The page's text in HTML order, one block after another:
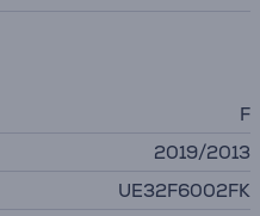
F
2019/2013
UE32F6002FK